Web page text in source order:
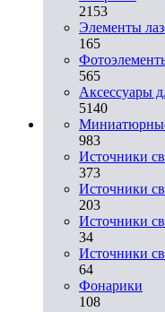
2153
Элементы
165
565
Аксессуары
5140
983
Источники
373
Источники
203
Источники
34
Источники
64
Фонарики
108